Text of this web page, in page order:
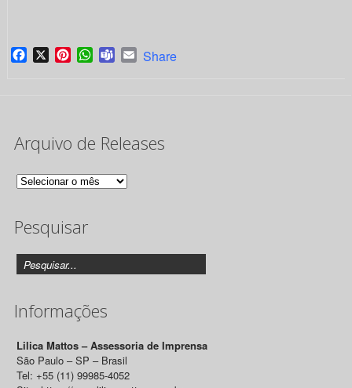
Facebook
X PinterestWhatsApp
TeamsEmail
Share
Arquivo de Releases
Arquivo
Releases
Pesquisar
Informações
Lilica Mattos – Assessoria de Imprensa
São Paulo – SP – Brasil
Tel: +55 (11) 99985-4052